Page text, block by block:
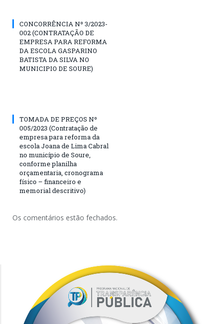
CONCORRÊNCIA Nº 3/2023-
002 (CONTRATAÇÃO DE
EMPRESA PARA REFORMA
DA ESCOLA GASPARINO
BATISTA DA SILVA NO
MUNICIPIO DE SOURE)
TOMADA DE PREÇOS Nº
005/2023 (Contratação de
empresa para reforma da
escola Joana de Lima Cabral
no município de Soure,
conforme planilha
orçamentaria, cronograma
físico – financeiro e
memorial descritivo)
Os comentários estão fechados.